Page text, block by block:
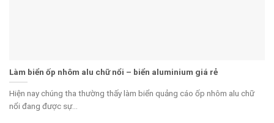
Làm biển ốp nhôm alu chữ nổi – biển aluminium giá rẻ
Hiện nay chúng tha thường thấy làm biển quảng cáo ốp nhôm alu chữ
nổi đang được sự...